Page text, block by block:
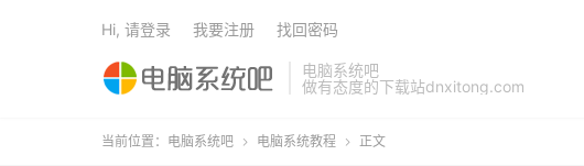
电脑系统吧
做有态度的下载站dnxitong.com
Hi, 请登录 我要注册 找回密码
当前位置： 电脑系统吧  电脑系统教程  正文